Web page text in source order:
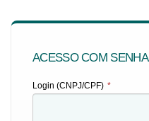
ACESSO COM SENHA
Login (CNPJ/CPF) *